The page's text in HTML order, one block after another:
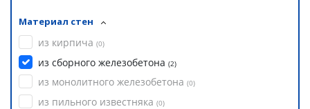
Материал стен
из кирпича (0)
из сборного железобетона (2)
из монолитного железобетона (0)
из пильного известняка (0)